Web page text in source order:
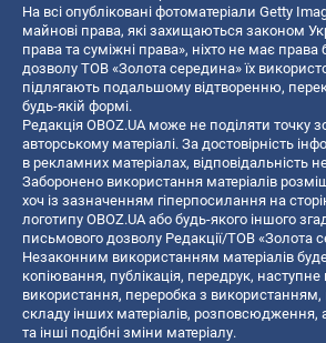
На всі опубліковані фотоматеріали Getty
майнові права, які захищаються законом
права та суміжні права», ніхто не має
дозволу ТОВ «Золота середина» їх
підлягають подальшому відтворенню,
будь-якій формі.
Редакція OBOZ.UA може не поділяти точку
авторському матеріалі. За достовірність
в рекламних матеріалах, відповідальність
Заборонено використання матеріалів
хоч із зазначенням гіперпосилання на
логотипу OBOZ.UA або будь-якого іншого
письмового дозволу Редакції/ТОВ «Золота
Незаконним використанням матеріалів
копiювання, публiкацiя, передрук,
використання, переробка з
складу інших матеріалів, розповсюдження,
та інші подібні зміни матеріалу.